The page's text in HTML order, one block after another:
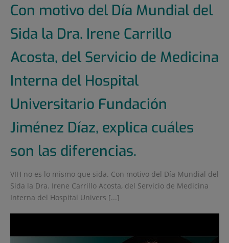
Con motivo del Día Mundial del
Sida la Dra. Irene Carrillo
Acosta, del Servicio de Medicina
Interna del Hospital
Universitario Fundación
Jiménez Díaz, explica cuáles
son las diferencias.
VIH no es lo mismo que sida. Con motivo del Día Mundial del
Sida la Dra. Irene Carrillo Acosta, del Servicio de Medicina
Interna del Hospital Univers [...]